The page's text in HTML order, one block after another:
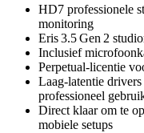
HD7 professionele
monitoring
Eris 3.5 Gen 2
Inclusief
Perpetual‑licentie
Laag‑latentie
professioneel
Direct klaar om te
mobiele setups